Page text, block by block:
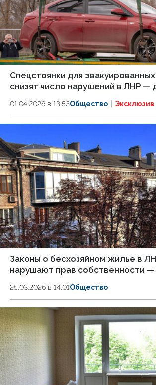
Спецстоянки для
снизят число нарушений в ЛНР —
01.04.2026 в 13:53Общество Эксклюзив
Законы о бесхозяйном жилье в
нарушают прав собственности —
25.03.2026 в 14:01Общество